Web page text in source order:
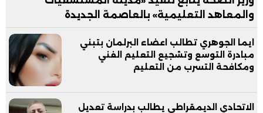
والمعاهد التعليمية» بالعاصمة الجديدة
ايما الجوهري تطالب اعضاء البرلمان بتبني
مبادرة التوسع وتشجيع التعليم الفني
ومكافحة التسرب من التعليم
الاتحادي الديمقراطي يطالب بدراسة تعديل